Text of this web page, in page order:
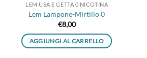
LEM USA E GETTA 0 NICOTINA
Lem Lampone-Mirtillo 0
€8,00
AGGIUNGI AL CARRELLO